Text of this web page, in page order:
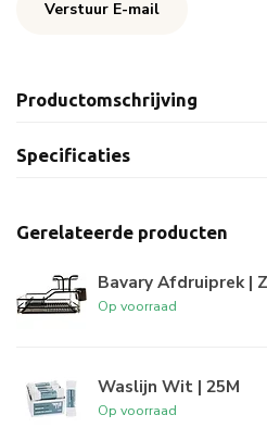
Verstuur E-mail
Productomschrijving
Specificaties
Gerelateerde producten
Bavary Afdruiprek |
Op voorraad
Waslijn Wit | 25M
Op voorraad